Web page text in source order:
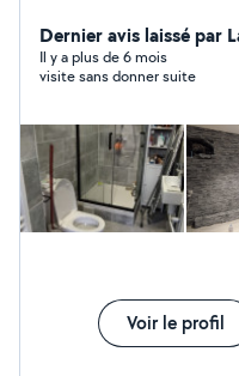
bandes et l'enduit et
électricité. Carrelage
montage de meubles
Dernier avis laissé par
Il y a plus de 6 mois
visite sans donner suite
Voir le profil